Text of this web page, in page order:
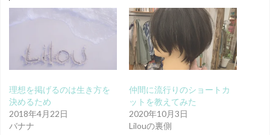
理想を掲げるのは生き方を
決めるため
2018年4月22日
バナナ
仲間に流行りのショートカ
ットを教えてみた
2020年10月3日
Lilouの裏側